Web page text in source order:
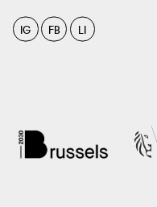
IG FB LI